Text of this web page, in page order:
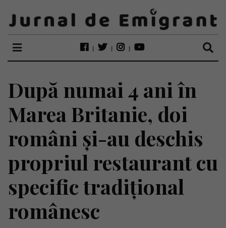
După numai 4 ani în
Marea Britanie, doi
români și-au deschis
propriul restaurant cu
specific tradițional
românesc